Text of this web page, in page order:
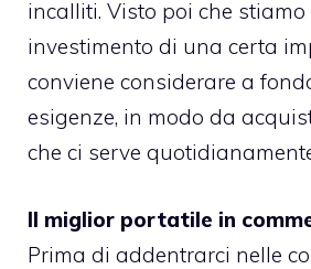
incalliti. Visto poi che
investimento di una certa
conviene considerare a
esigenze, in modo da
che ci serve
Il miglior portatile in
Prima di addentrarci nelle